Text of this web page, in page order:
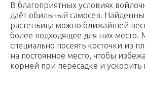
В благоприятных условиях
даёт обильный самосев.
растеньица можно ближайшей
более подходящее для них место.
специально посеять косточки из
на постоянное место, чтобы
корней при пересадке и